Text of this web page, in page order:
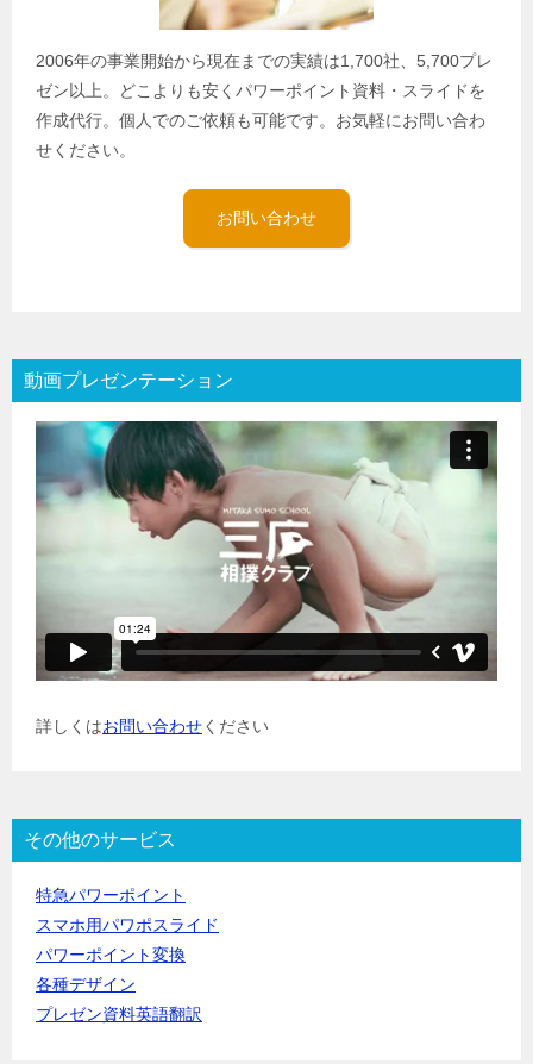
2006年の事業開始から現在までの実績は1,700社、5,700プレ
ゼン以上。どこよりも安くパワーポイント資料・スライドを
作成代行。個人でのご依頼も可能です。お気軽にお問い合わ
せください。
お問い合わせ
動画プレゼンテーション
詳しくはお問い合わせください
その他のサービス
特急パワーポイント
スマホ用パワポスライド
パワーポイント変換
各種デザイン
プレゼン資料英語翻訳